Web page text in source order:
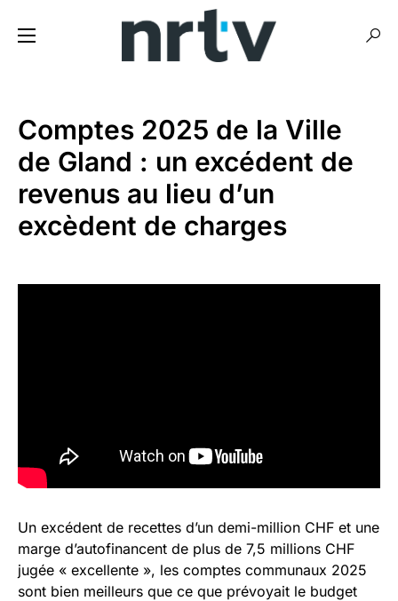
Comptes 2025 de la Ville
de Gland : un excédent de
revenus au lieu d’un
excèdent de charges
Un excédent de recettes d’un demi-million CHF et une
marge d’autofinancent de plus de 7,5 millions CHF
jugée « excellente », les comptes communaux 2025
sont bien meilleurs que ce que prévoyait le budget